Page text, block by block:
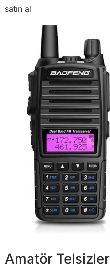
satın al
Amatör Telsizler